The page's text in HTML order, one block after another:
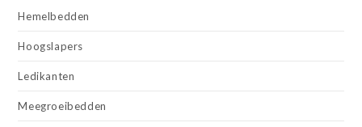
Hemelbedden
Hoogslapers
Ledikanten
Meegroeibedden